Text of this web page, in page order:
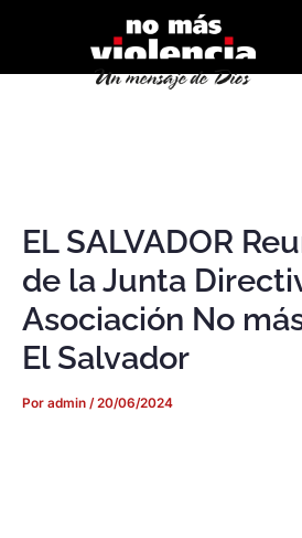
contenido
EL SALVADOR
de la Junta
Asociación No
El Salvador
Por admin /20/06/2024